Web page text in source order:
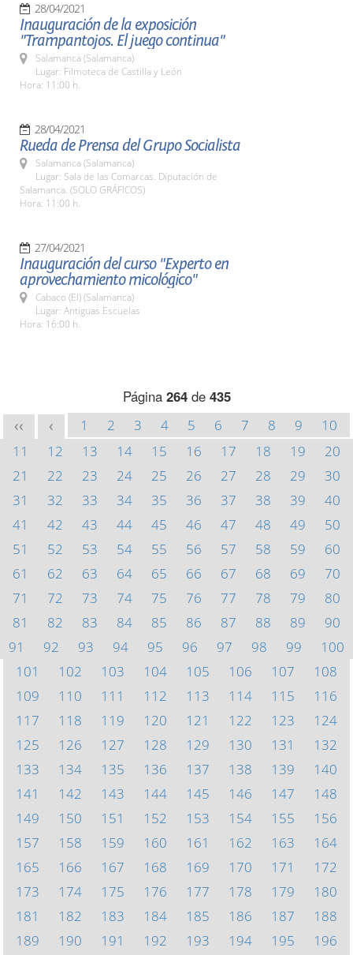
28/04/2021
Inauguración de la exposición
"Trampantojos. El juego continua"
Salamanca (Salamanca)
Lugar: Filmoteca de Castilla y León
Hora: 11:00 h.
28/04/2021
Rueda de Prensa del Grupo Socialista
Salamanca (Salamanca)
Lugar: Sala de las Comarcas. Diputación de
Salamanca. (SOLO GRÁFICOS)
Hora: 11:00 h.
27/04/2021
Inauguración del curso "Experto en
aprovechamiento micológico"
Cabaco (El) (Salamanca)
Lugar: Antiguas Escuelas
Hora: 16:00 h.
Página 264de 435
<< < 1 2 3 4 5 6 7 8 9
10
11
12 13 14 15 16 17 18 19
20
21
22 23 24 25 26 27 28 29
30
31
32 33 34 35 36 37 38 39
40
41
42 43 44 45 46 47 48 49
50
51
52 53 54 55 56 57 58 59
60
61
62 63 64 65 66 67 68 69
70
71
72 73 74 75 76 77 78 79
80
81
82 83 84 85 86 87 88 89
90
91
92 93 94 95 96 97 98 99
100
101
102 103 104 105 106 107
108
109
110 111 112 113 114 115
116
117
118 119 120 121 122 123
124
125
126 127 128 129 130 131
132
133
134 135 136 137 138 139
140
141
142 143 144 145 146 147
148
149
150 151 152 153 154 155
156
157
158 159 160 161 162 163
164
165
166 167 168 169 170 171
172
173
174 175 176 177 178 179
180
181
182 183 184 185 186 187
188
189
190 191 192 193 194 195
196